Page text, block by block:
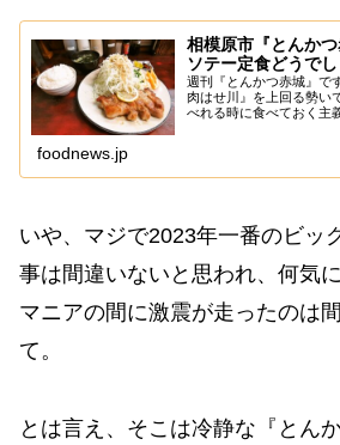
相模原市『とんか
ソテー定食どうでし
週刊『とんかつ赤城』で
肉はせ川』を上回る勢い
べれる時に食べておく主
かな～って。いや、す
foodnews.jp
いや、マジで2023年一番のビッ
事は間違いないと思われ、何気
マニアの間に激震が走ったのは
て。
とは言え、そこは冷静な『とん